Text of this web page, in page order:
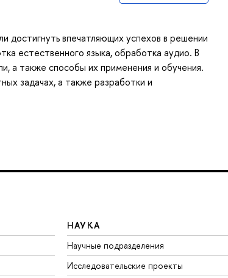
достигнуть впечатляющих успехов в решении
естественного языка, обработка аудио. В
а также способы их применения и обучения.
задачах, а также разработки и
НАУКА
Научные подразделения
Исследовательские проекты